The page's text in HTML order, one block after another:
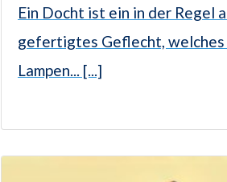
Ein Docht ist ein in der Regel
gefertigtes Geflecht, welches
Lampen... [...]